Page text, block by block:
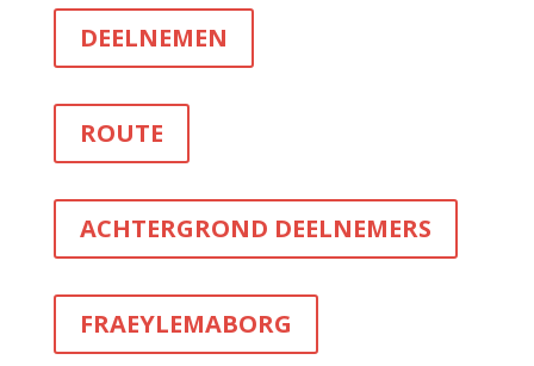
DEELNEMEN
ROUTE
ACHTERGROND DEELNEMERS
FRAEYLEMABORG